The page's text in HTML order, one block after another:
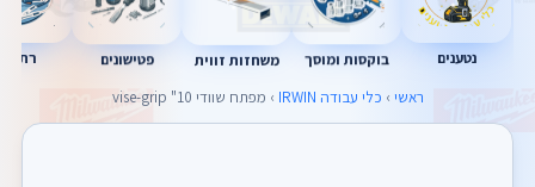
נטענים בוקסות ומוסך משחזות זווית פטישונים
ראשי › כלי עבודה IRWIN › מפתח שוודי 10" vise-grip